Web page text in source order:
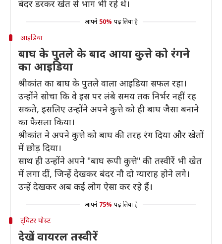
बंदर डरकर खेत से भाग भी रहे थे।
आपने 50% पढ़ लिया है
आइडिया
बाघ के पुतले के बाद आया कुत्ते को रंगने
का आइडिया
श्रीकांत का बाघ के पुतले वाला आइडिया सफल रहा।
उन्होंने सोचा कि वे इस पर लंबे समय तक निर्भर नहीं रह
सकते, इसलिए उन्होंने अपने कुत्ते को ही बाघ जैसा बनाने
का फैसला किया।
श्रीकांत ने अपने कुत्ते को बाघ की तरह रंग दिया और खेतों
में छोड़ दिया।
साथ ही उन्होंने अपने "बाघ रूपी कुत्ते" की तस्वीरें भी खेत
में लगा दीं, जिन्हें देखकर बंदर नौ दो ग्याराह होने लगे।
उन्हें देखकर अब कई लोग ऐसा कर रहे हैं।
आपने 75% पढ़ लिया है
ट्विटर पोस्ट
देखें वायरल तस्वीरें